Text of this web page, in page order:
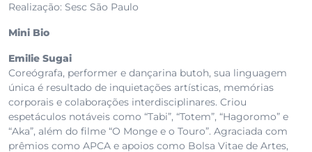
Realização: Sesc São Paulo
Mini Bio
Emilie Sugai
Coreógrafa, performer e dançarina butoh, sua linguagem
única é resultado de inquietações artísticas, memórias
corporais e colaborações interdisciplinares. Criou
espetáculos notáveis como “Tabi”, “Totem”, “Hagoromo” e
“Aka”, além do filme “O Monge e o Touro”. Agraciada com
prêmios como APCA e apoios como Bolsa Vitae de Artes,